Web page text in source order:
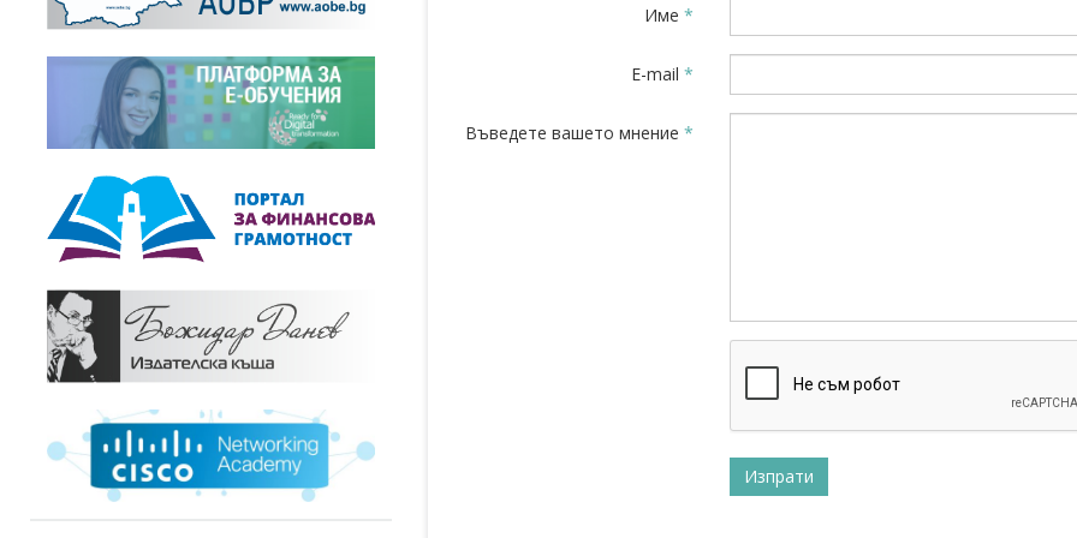
, 30.03.2020
Становище на БАМИ по проекта за промени в Закона за енергетика
От днес влизат в сила новите изисквания за по-висока биосигурност
Позиция на УС на БАМИ във връзка с водната криза в гр. Перник
Име *
E-mail *
Въведете вашето мнение *